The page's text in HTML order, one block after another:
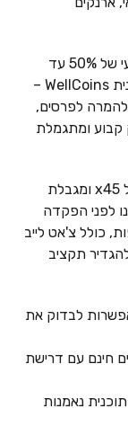
לשחקנים קבועים, Welle מציע בונוס רילוד שבועי של 50% עד
€100, בונוס קריפטו של 150% עד €100 ותוכנית WellCoins –
להמרה לפרסים,
קבוע ומתגמלת
הספינים ללא הפקדה כרוכים בדרישת הימור של x45 ומגבלת
לפני הפקדה
24/7 במספר שפות, כולל צ'אט לייב
תקציב
לבדוק את
עד 200% + 100 ספינים חינם עם דרישת
רילוד שבועיים, בונוס קריפטו 150% ותוכנית נאמנות